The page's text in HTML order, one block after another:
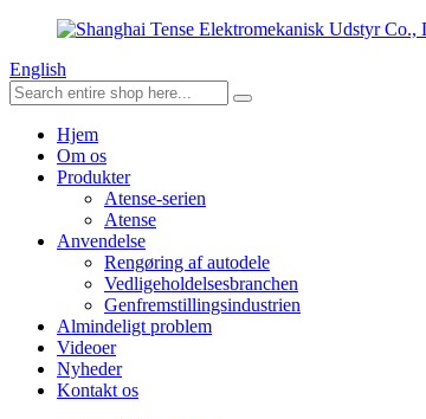
English
Hjem
Om os
Produkter
Atense-serien
Atense
Anvendelse
Rengøring af autodele
Vedligeholdelsesbranchen
Genfremstillingsindustrien
Almindeligt problem
Videoer
Nyheder
Kontakt os